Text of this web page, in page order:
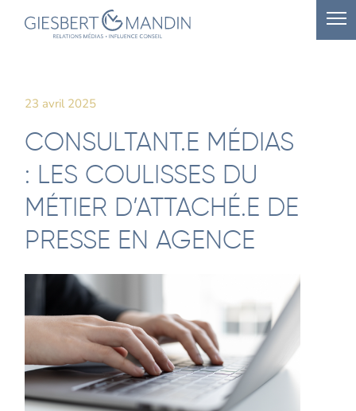
23 avril 2025
CONSULTANT.E MÉDIAS
: LES COULISSES DU
MÉTIER D’ATTACHÉ.E DE
PRESSE EN AGENCE